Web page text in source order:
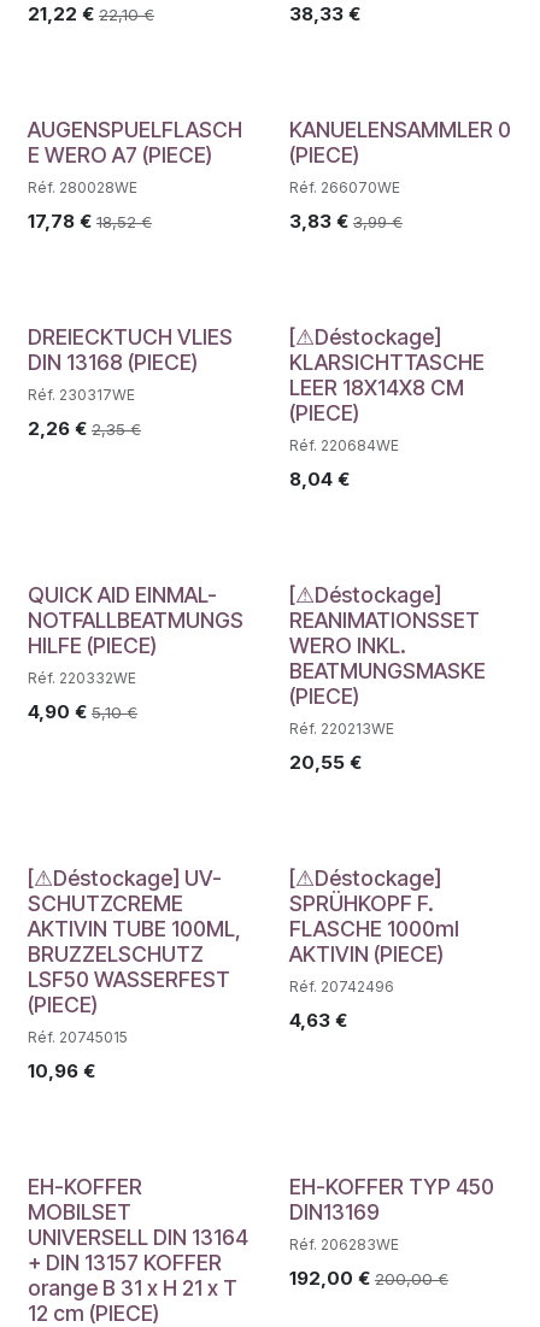
21,22 € 22,10€ 38,33€
AUGENSPUELFLASCH
E WERO A7 (PIECE)
Réf. 280028WE
17,78 € 18,52€
KANUELENSAMMLER 0
(PIECE)
Réf. 266070WE
3,83€ 3,99€
DREIECKTUCH VLIES
DIN 13168 (PIECE)
Réf. 230317WE
2,26 € 2,35€
Déstockage
[⚠Déstockage]
KLARSICHTTASCHE
LEER 18X14X8 CM
(PIECE)
Réf. 220684WE
8,04€
QUICK AID EINMAL-
NOTFALLBEATMUNGS
HILFE (PIECE)
Réf. 220332WE
4,90 € 5,10€
Déstockage
[⚠Déstockage]
REANIMATIONSSET
WERO INKL.
BEATMUNGSMASKE
(PIECE)
Réf. 220213WE
20,55€
Déstockage
[⚠Déstockage] UV-
SCHUTZCREME
AKTIVIN TUBE 100ML,
BRUZZELSCHUTZ
LSF50 WASSERFEST
(PIECE)
Réf. 20745015
10,96 €
Déstockage
[⚠Déstockage]
SPRÜHKOPF F.
FLASCHE 1000ml
AKTIVIN (PIECE)
Réf. 20742496
4,63€
EH-KOFFER
MOBILSET
UNIVERSELL DIN 13164
+ DIN 13157 KOFFER
orange B 31 x H 21 x T
12 cm (PIECE)
EH-KOFFER TYP 450
DIN13169
Réf. 206283WE
192,00 € 200,00€